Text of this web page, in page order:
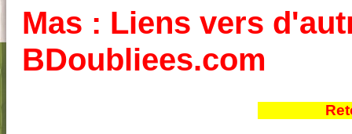
Mas : Liens vers
BDoubliees.com